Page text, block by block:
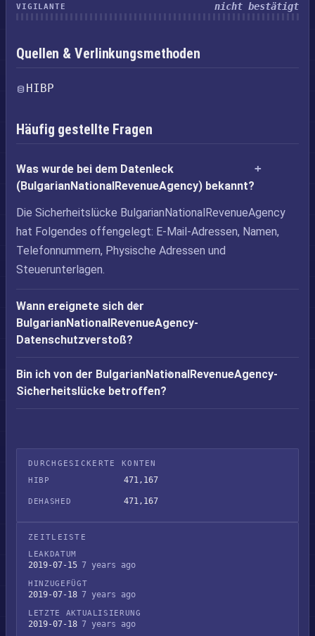
VIGILANTE nicht bestätigt
Quellen & Verlinkungsmethoden
HIBP
Häufig gestellte Fragen
Was wurde bei dem Datenleck
(BulgarianNationalRevenueAgency) bekannt?
Die Sicherheitslücke BulgarianNationalRevenueAgency
hat Folgendes offengelegt: E-Mail-Adressen, Namen,
Telefonnummern, Physische Adressen und
Steuerunterlagen.
Wann ereignete sich der
BulgarianNationalRevenueAgency-
Datenschutzverstoß?
Bin ich von der BulgarianNationalRevenueAgency-
Sicherheitslücke betroffen?
DURCHGESICKERTE KONTEN
HIBP
471,167
DEHASHED 471,167
ZEITLEISTE
LEAKDATUM
2019-07-15 7 years ago
HINZUGEFÜGT
2019-07-18 7 years ago
LETZTE AKTUALISIERUNG
2019-07-18 7 years ago